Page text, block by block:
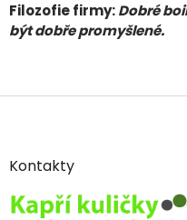
Filozofie firmy:Dobré
být dobře promyšlené.
Z
aKontakty